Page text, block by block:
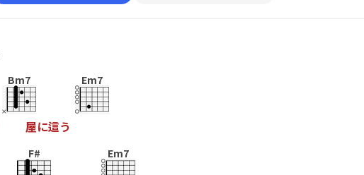
Bm7
屋に這う
Em7
F# Em7